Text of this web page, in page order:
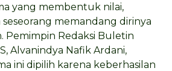
yang membentuk nilai,
seseorang memandang dirinya
Pemimpin Redaksi Buletin
Alvanindya Nafik Ardani,
ini dipilih karena keberhasilan